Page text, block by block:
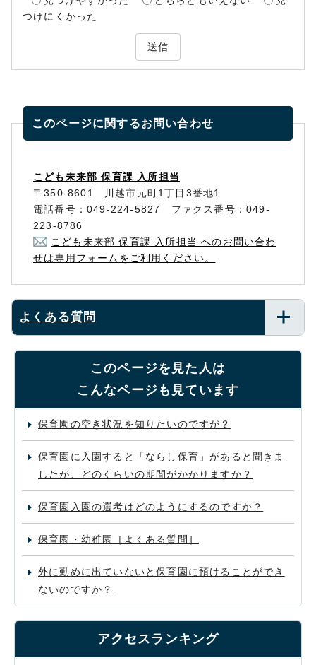
つけにくかった
送信
このページに関するお問い合わせ
こども未来部 保育課 入所担当
〒350-8601 川越市元町1丁目3番地1
電話番号：049-224-5827 ファクス番号：049-
223-8786
こども未来部 保育課 入所担当 へのお問い合わ
せは専用フォームをご利用ください。
よくある質問
このページを見た人は
こんなページも見ています
保育園の空き状況を知りたいのですが？
保育園に入園すると「ならし保育」があると聞きま
したが、どのくらいの期間がかかりますか？
保育園入園の選考はどのようにするのですか？
保育園・幼稚園［よくある質問］
外に勤めに出ていないと保育園に預けることができ
ないのですか？
アクセスランキング